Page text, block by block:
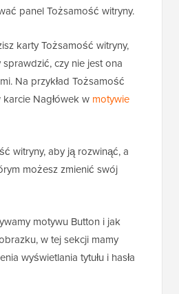
panel Tożsamość witryny.
karty Tożsamość witryny,
czy nie jest ona
Na przykład Tożsamość
Nagłówek w motywie
witryny, aby ją rozwinąć, a
możesz zmienić swój
motywu Button i jak
w tej sekcji mamy
wyświetlania tytułu i hasła